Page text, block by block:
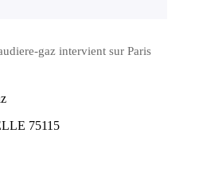
gaz intervient sur Paris
75115